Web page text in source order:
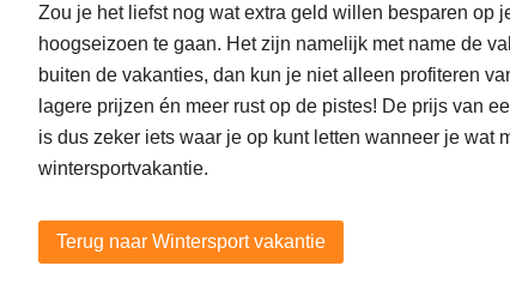
Zou je het liefst nog wat extra geld willen besparen op
hoogseizoen te gaan. Het zijn namelijk met name de
buiten de vakanties, dan kun je niet alleen profiteren
lagere prijzen én meer rust op de pistes! De prijs van
is dus zeker iets waar je op kunt letten wanneer je wat
wintersportvakantie.
Terug naar Wintersport vakantie